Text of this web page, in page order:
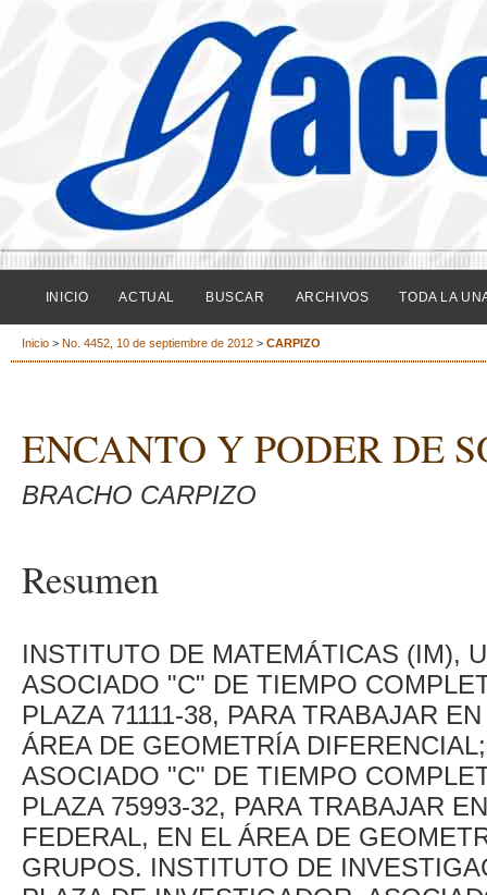
INICIO ACTUAL BUSCAR ARCHIVOS TODA LA
Inicio > No. 4452, 10 de septiembre de 2012 > CARPIZO
ENCANTO Y PODER DE
BRACHO CARPIZO
Resumen
INSTITUTO DE MATEMÁTICAS (IM),
ASOCIADO "C" DE TIEMPO
PLAZA 71111-38, PARA TRABAJAR
ÁREA DE GEOMETRÍA
ASOCIADO "C" DE TIEMPO
PLAZA 75993-32, PARA TRABAJAR
FEDERAL, EN EL ÁREA DE
GRUPOS. INSTITUTO DE